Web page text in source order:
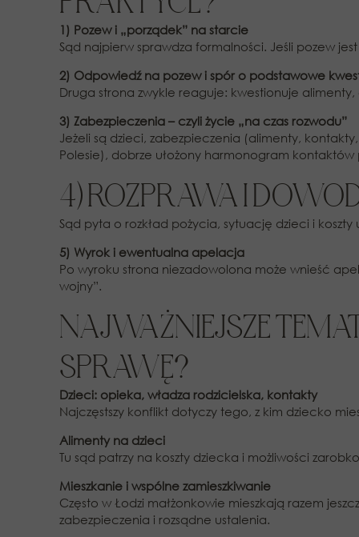
1) Pozew i „porządek” na starcie
Sąd najpierw sprawdza formalności. Jeśli pozew
2) Odpowiedź na pozew i spór o podstawowe
Druga strona zwykle reaguje: kwestionuje
3) Zabezpieczenia – czyli życie „na czas rozwodu”
Jeżeli są dzieci, zabezpieczenia (alimenty,
Polesie), dobrze ułożony harmonogram kontaktów
4) ROZPRAWA I
Sąd pyta o rozkład pożycia, sytuację dzieci i
5) Wyrok i ewentualna apelacja
Po wyroku strona niezadowolona może wnieść
wojny”.
NAJWAŻNIEJSZE
SPRAWĘ?
Dzieci: opieka, władza rodzicielska, kontakty
Najczęstszy konflikt dotyczy tego, z kim dziecko
Alimenty na dzieci
Tu sąd patrzy na koszty dziecka i możliwości
Mieszkanie i wspólne zamieszkiwanie
Często w Łodzi małżonkowie mieszkają razem
zabezpieczenia i rozsądne ustalenia.